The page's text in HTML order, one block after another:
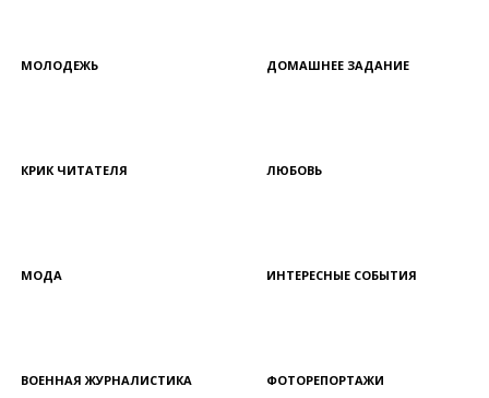
МОЛОДЕЖЬ ДОМАШНЕЕ ЗАДАНИЕ
КРИК ЧИТАТЕЛЯ ЛЮБОВЬ
МОДА ИНТЕРЕСНЫЕ СОБЫТИЯ
ВОЕННАЯ ЖУРНАЛИСТИКА ФОТОРЕПОРТАЖИ